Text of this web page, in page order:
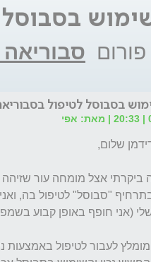
בסבוסל
בסבוסל לטיפול